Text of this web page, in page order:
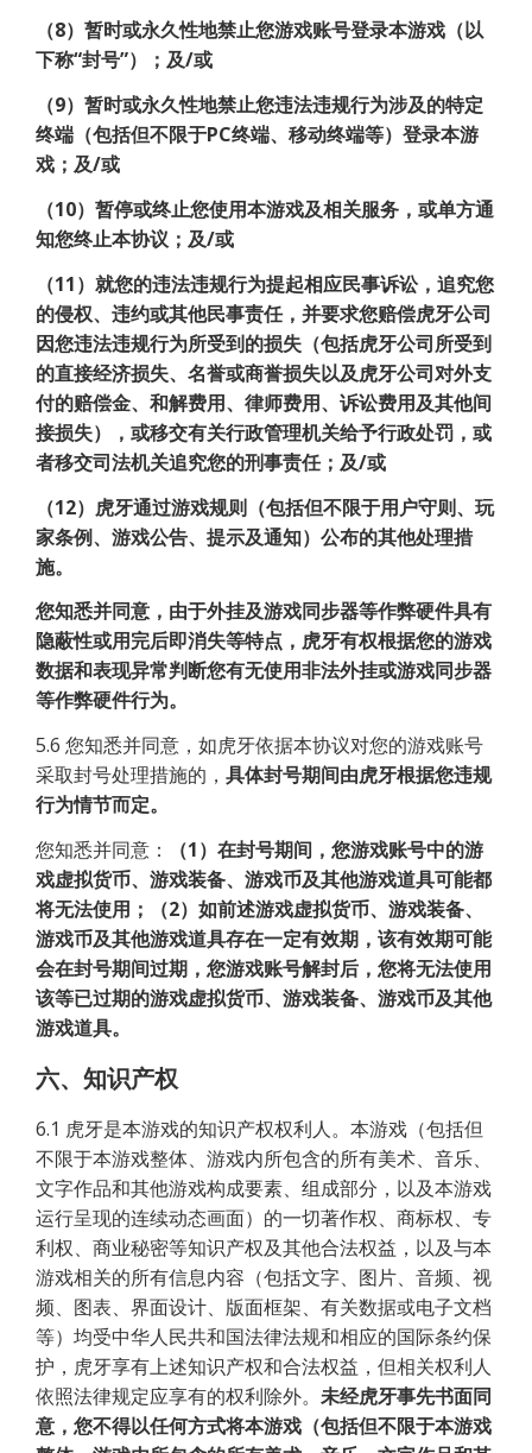
（8）暂时或永久性地禁止您游戏账号登录本游戏（以
下称“封号”）；及/或
（9）暂时或永久性地禁止您违法违规行为涉及的特定
终端（包括但不限于PC终端、移动终端等）登录本游
戏；及/或
（10）暂停或终止您使用本游戏及相关服务，或单方通
知您终止本协议；及/或
（11）就您的违法违规行为提起相应民事诉讼，追究您
的侵权、违约或其他民事责任，并要求您赔偿虎牙公司
因您违法违规行为所受到的损失（包括虎牙公司所受到
的直接经济损失、名誉或商誉损失以及虎牙公司对外支
付的赔偿金、和解费用、律师费用、诉讼费用及其他间
接损失），或移交有关行政管理机关给予行政处罚，或
者移交司法机关追究您的刑事责任；及/或
（12）虎牙通过游戏规则（包括但不限于用户守则、玩
家条例、游戏公告、提示及通知）公布的其他处理措
施。
您知悉并同意，由于外挂及游戏同步器等作弊硬件具有
隐蔽性或用完后即消失等特点，虎牙有权根据您的游戏
数据和表现异常判断您有无使用非法外挂或游戏同步器
等作弊硬件行为。
5.6 您知悉并同意，如虎牙依据本协议对您的游戏账号
采取封号处理措施的， 具体封号期间由虎牙根据您违规
行为情节而定。
您知悉并同意：
（1）在封号期间，您游戏账号中的游
戏虚拟货币、游戏装备、游戏币及其他游戏道具可能都
将无法使用；（2）如前述游戏虚拟货币、游戏装备、
游戏币及其他游戏道具存在一定有效期，该有效期可能
会在封号期间过期，您游戏账号解封后，您将无法使用
该等已过期的游戏虚拟货币、游戏装备、游戏币及其他
游戏道具。
六、知识产权
6.1 虎牙是本游戏的知识产权权利人。本游戏（包括但
不限于本游戏整体、游戏内所包含的所有美术、音乐、
文字作品和其他游戏构成要素、组成部分，以及本游戏
运行呈现的连续动态画面）的一切著作权、商标权、专
利权、商业秘密等知识产权及其他合法权益，以及与本
游戏相关的所有信息内容（包括文字、图片、音频、视
频、图表、界面设计、版面框架、有关数据或电子文档
等）均受中华人民共和国法律法规和相应的国际条约保
护，虎牙享有上述知识产权和合法权益，但相关权利人
依照法律规定应享有的权利除外。 未经虎牙事先书面同
意，您不得以任何方式将本游戏（包括但不限于本游戏